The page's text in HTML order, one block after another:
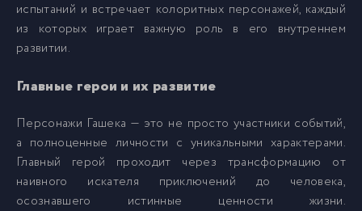
испытаний и встречает колоритных персонажей, каждый
из которых играет важную роль в его внутреннем
развитии.
Главные герои и их развитие
Персонажи Гашека — это не просто участники событий,
а полноценные личности с уникальными характерами.
Главный герой проходит через трансформацию от
наивного искателя приключений до человека,
осознавшего истинные ценности жизни.